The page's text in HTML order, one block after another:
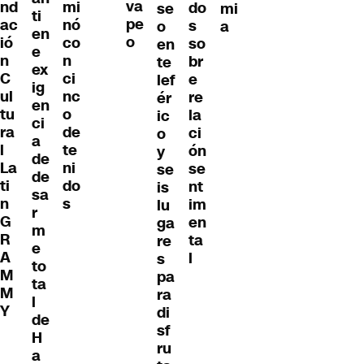
nd
ac
ió
n
C
ul
tu
ra
l
La
ti
n
G
R
A
M
M
Y
ti
en
e
ex
ig
en
ci
a
de
de
sa
r
m
e
to
ta
l
de
H
a
mi
nó
co
n
ci
nc
o
de
te
ni
do
s
va
pe
o
se
o
en
te
lef
ér
ic
o
y
se
is
lu
ga
re
s
pa
ra
di
sf
ru
do
s
so
br
e
re
la
ci
ón
se
nt
im
en
ta
l
mi
a